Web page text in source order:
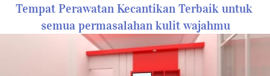
Tempat Perawatan Kecantikan Terbaik untuk
semua permasalahan kulit wajahmu